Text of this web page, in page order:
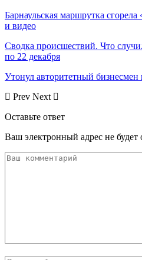
Барнаульская маршрутка
и видео
Сводка происшествий. Что
по 22 декабря
Утонул авторитетный
Prev Next
Оставьте ответ
Ваш электронный адрес не будет